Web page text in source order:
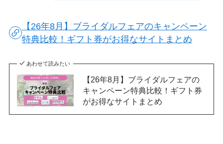
【26年8月】ブライダルフェアのキャンペーン
特典比較！ギフト券がお得なサイトまとめ
あわせて読みたい
【26年8月】ブライダルフェアの
キャンペーン特典比較！ギフト券
がお得なサイトまとめ